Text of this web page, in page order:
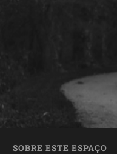
SOBRE ESTE ESPAÇO